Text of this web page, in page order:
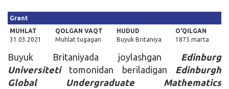
Grant
MUHLAT
31.03.2021
QOLGAN VAQT
Muhlat tugagan
HUDUD
Buyuk Britaniya
O'QILGAN
1875 marta
Buyuk Britaniyada joylashgan Edinburg
Universitetitomonidan beriladigan Edinburgh
Global Undergraduate Mathematics